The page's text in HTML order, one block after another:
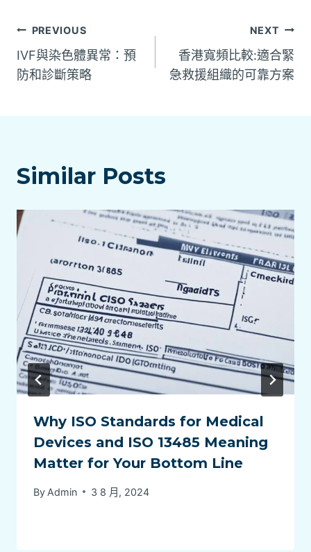
文
章
PREVIOUS
IVF與染色體異常：預
防和診斷策略
NEXT
香港寬頻比較:適合緊
急救援組織的可靠方案
Similar Posts
Why ISO Standards for Medical
Devices and ISO 13485 Meaning
Matter for Your Bottom Line
By Admin 3 8 月, 2024